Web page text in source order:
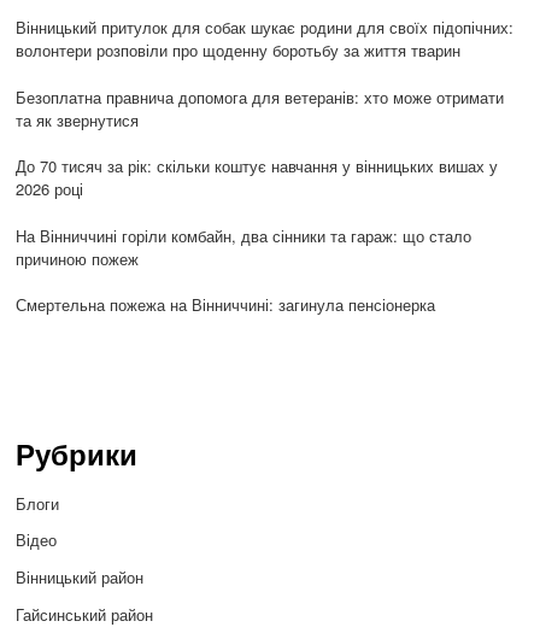
Вінницький притулок для собак шукає родини для своїх підопічних:
волонтери розповіли про щоденну боротьбу за життя тварин
Безоплатна правнича допомога для ветеранів: хто може отримати
та як звернутися
До 70 тисяч за рік: скільки коштує навчання у вінницьких вишах у
2026 році
На Вінниччині горіли комбайн, два сінники та гараж: що стало
причиною пожеж
Смертельна пожежа на Вінниччині: загинула пенсіонерка
Рубрики
Блоги
Відео
Вінницький район
Гайсинський район